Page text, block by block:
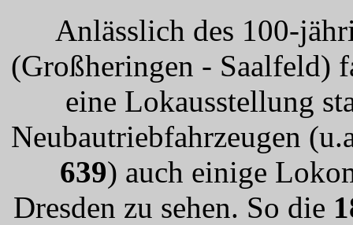
Anlässlich des 100-
(Großheringen - Saalfeld)
eine Lokausstellung
Neubautriebfahrzeugen
639) auch einige
Dresden zu sehen. So die